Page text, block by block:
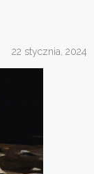
22 stycznia, 2024